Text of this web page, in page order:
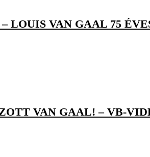
LOUIS VAN GAAL 75
VAN GAAL! – VB-